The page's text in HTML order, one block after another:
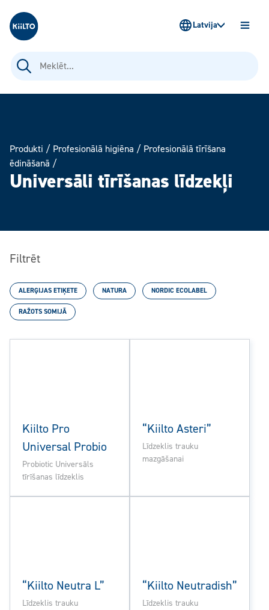
Kiilto Latvija
Meklēt:
Latvija
Produkti / Profesionālā higiēna / Profesionālā tīrīšana
ēdināšanā /
Universāli tīrīšanas līdzekļi
Filtrēt
ALERĢIJAS ETIĶETE NATURA NORDIC ECOLABEL
RAŽOTS SOMIJĀ
Kiilto Pro
Universal Probio
Probiotic Universāls
tīrīšanas līdzeklis
“Kiilto Asteri”
Līdzeklis trauku
mazgāšanai
“Kiilto Neutra L”
Līdzeklis trauku
“Kiilto Neutradish”
Līdzeklis trauku